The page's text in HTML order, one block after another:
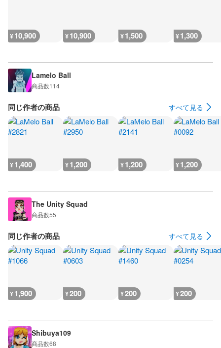
¥10,900 ¥10,900 ¥1,500 ¥1,300
Lamelo Ball
商品数114
同じ作者の商品 すべて見る
¥1,400 ¥1,200 ¥1,200 ¥1,200
The Unity Squad
商品数55
同じ作者の商品 すべて見る
¥1,900 ¥200 ¥200 ¥200
Shibuya109
商品数68